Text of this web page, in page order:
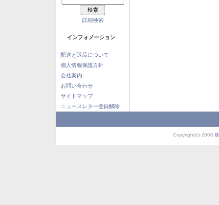
詳細検索
インフォメーション
配送と返品について
個人情報保護方針
会社案内
お問い合わせ
サイトマップ
ニュースレター登録解除
Copyright(c) 2008